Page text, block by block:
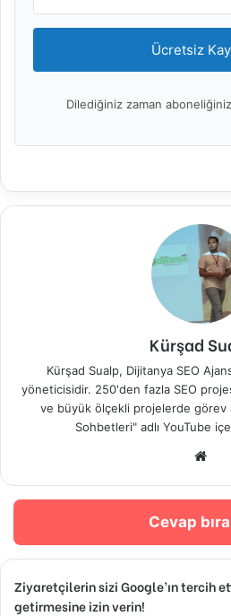
Ücretsiz
Dilediğiniz zaman
Kürşad
Kürşad Sualp, Dijitanya SEO
yöneticisidir. 250'den fazla SEO
ve büyük ölçekli projelerde görev
Sohbetleri" adlı YouTube
Cevap
Ziyaretçilerin sizi Google’ın tercih
getirmesine izin verin!